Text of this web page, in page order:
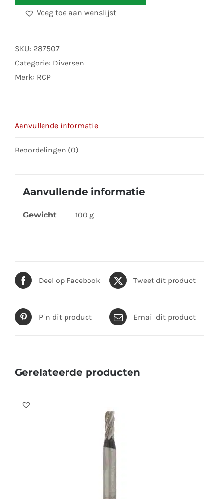
5
aantal
Voeg toe aan wenslijst
SKU: 287507
Categorie: Diversen
Merk: RCP
Aanvullende informatie
Beoordelingen (0)
Aanvullende informatie
Gewicht 100 g
Deel op Facebook Tweet dit product
Pin dit product Email dit product
Gerelateerde producten